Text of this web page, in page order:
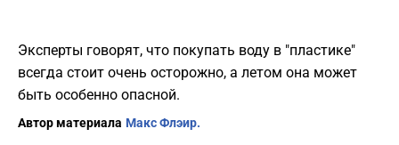
Эксперты говорят, что покупать воду в "пластике"
всегда стоит очень осторожно, а летом она может
быть особенно опасной.
Автор материала Макс Флэир.